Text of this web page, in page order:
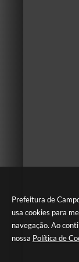
Prefeitura de
usa cookies para
navegação. Ao
nossa Política de